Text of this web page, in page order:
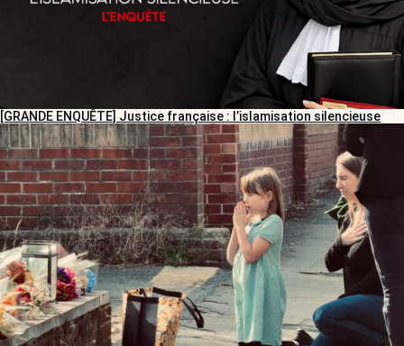
[GRANDE ENQUÊTE] Justice française : l’islamisation silencieuse